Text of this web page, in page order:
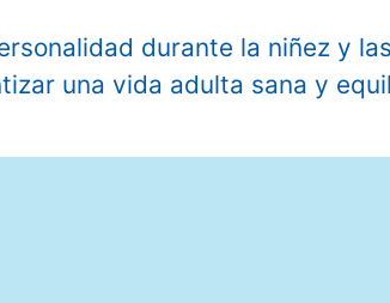
durante la niñez y las
una vida adulta sana y